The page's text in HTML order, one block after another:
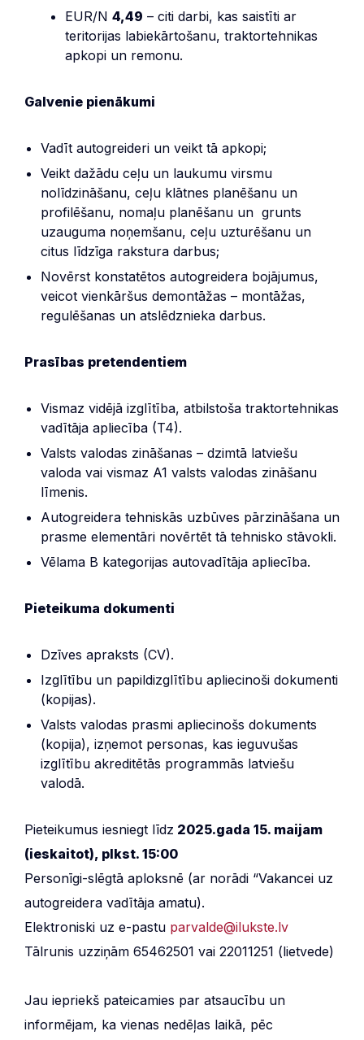
EUR/N 4,49 – citi darbi, kas saistīti ar
teritorijas labiekārtošanu, traktortehnikas
apkopi un remonu.
Galvenie pienākumi
Vadīt autogreideri un veikt tā apkopi;
Veikt dažādu ceļu un laukumu virsmu
nolīdzināšanu, ceļu klātnes planēšanu un
profilēšanu, nomaļu planēšanu un grunts
uzauguma noņemšanu, ceļu uzturēšanu un
citus līdzīga rakstura darbus;
Novērst konstatētos autogreidera bojājumus,
veicot vienkāršus demontāžas – montāžas,
regulēšanas un atslēdznieka darbus.
Prasības pretendentiem
Vismaz vidējā izglītība, atbilstoša traktortehnikas
vadītāja apliecība (T4).
Valsts valodas zināšanas – dzimtā latviešu
valoda vai vismaz A1 valsts valodas zināšanu
līmenis.
Autogreidera tehniskās uzbūves pārzināšana un
prasme elementāri novērtēt tā tehnisko stāvokli.
Vēlama B kategorijas autovadītāja apliecība.
Pieteikuma dokumenti
Dzīves apraksts (CV).
Izglītību un papildizglītību apliecinoši dokumenti
(kopijas).
Valsts valodas prasmi apliecinošs dokuments
(kopija), izņemot personas, kas ieguvušas
izglītību akreditētās programmās latviešu
valodā.
Pieteikumus iesniegt līdz 2025.gada 15. maijam
(ieskaitot), plkst. 15:00
Personīgi-slēgtā aploksnē (ar norādi “Vakancei uz
autogreidera vadītāja amatu).
Elektroniski uz e-pastu parvalde@ilukste.lv
Tālrunis uzziņām 65462501 vai 22011251 (lietvede)
Jau iepriekš pateicamies par atsaucību un
informējam, ka vienas nedēļas laikā, pēc